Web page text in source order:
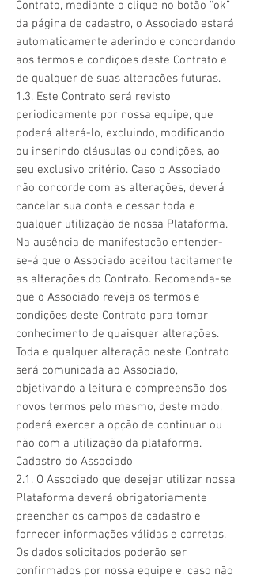
Contrato, mediante o clique no botão “ok”
da página de cadastro, o Associado estará
automaticamente aderindo e concordando
aos termos e condições deste Contrato e
de qualquer de suas alterações futuras.
1.3. Este Contrato será revisto
periodicamente por nossa equipe, que
poderá alterá-lo, excluindo, modificando
ou inserindo cláusulas ou condições, ao
seu exclusivo critério. Caso o Associado
não concorde com as alterações, deverá
cancelar sua conta e cessar toda e
qualquer utilização de nossa Plataforma.
Na ausência de manifestação entender-
se-á que o Associado aceitou tacitamente
as alterações do Contrato. Recomenda-se
que o Associado reveja os termos e
condições deste Contrato para tomar
conhecimento de quaisquer alterações.
Toda e qualquer alteração neste Contrato
será comunicada ao Associado,
objetivando a leitura e compreensão dos
novos termos pelo mesmo, deste modo,
poderá exercer a opção de continuar ou
não com a utilização da plataforma.
Cadastro do Associado
2.1. O Associado que desejar utilizar nossa
Plataforma deverá obrigatoriamente
preencher os campos de cadastro e
fornecer informações válidas e corretas.
Os dados solicitados poderão ser
confirmados por nossa equipe e, caso não